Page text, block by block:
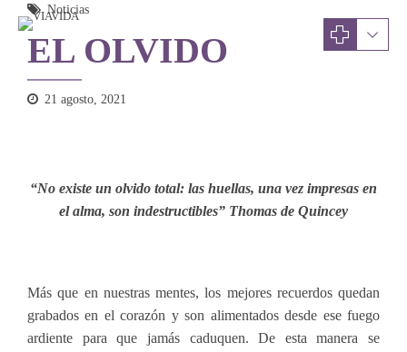
Noticias
EL OLVIDO
21 agosto, 2021
“No existe un olvido total: las huellas, una vez impresas en
el alma, son indestructibles” Thomas de Quincey
Más que en nuestras mentes, los mejores recuerdos quedan
grabados en el corazón y son alimentados desde ese fuego
ardiente para que jamás caduquen. De esta manera se